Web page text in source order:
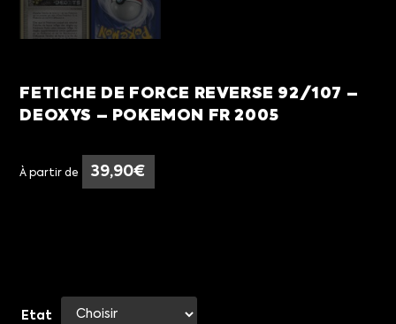
FETICHE DE FORCE REVERSE 92/107 –
DEOXYS – POKEMON FR 2005
À partir de 39,90€
Etat